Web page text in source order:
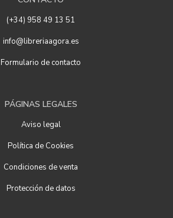
(+34) 958 49 13 51
info@libreriaagora.es
Formulario de contacto
PÁGINAS LEGALES
Aviso legal
Política de Cookies
Condiciones de venta
Protección de datos